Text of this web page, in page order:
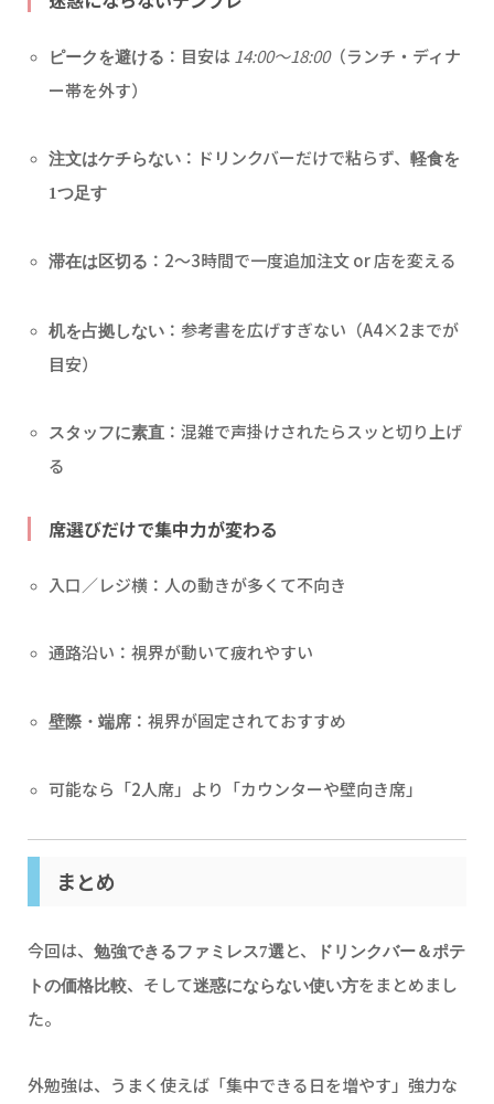
ピークを避ける ：目安は 14:00〜18:00（ランチ・ディナ
ー帯を外す）
注文はケチらない ：ドリンクバーだけで粘らず、軽食を
1つ足す
滞在は区切る ：2〜3時間で一度追加注文 or 店を変える
机を占拠しない ：参考書を広げすぎない（A4×2までが
目安）
スタッフに素直 ：混雑で声掛けされたらスッと切り上げ
る
席選びだけで集中力が変わる
入口／レジ横：人の動きが多くて不向き
通路沿い：視界が動いて疲れやすい
壁際・端席 ：視界が固定されておすすめ
可能なら「2人席」より「カウンターや壁向き席」
まとめ
今回は、 勉強できるファミレス7選 と、
ドリンクバー＆ポテ
トの価格比較、そして迷惑にならない使い方をまとめまし
た。
外勉強は、うまく使えば「集中できる日を増やす」強力な